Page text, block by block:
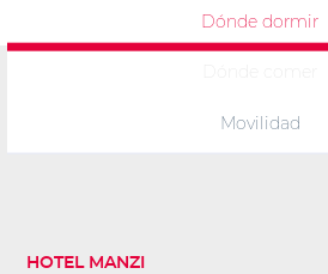
Dónde dormir
Movilidad
HOTEL MANZI